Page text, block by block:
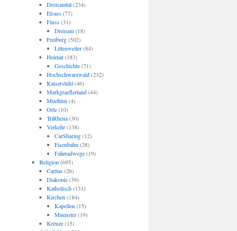
Dreisamtal(234)
Elsass(77)
Fluss(31)
Dreisam(18)
Freiburg(502)
Littenweiler(84)
Heimat(183)
Geschichte(71)
Hochschwarzwald(232)
Kaiserstuhl(46)
Markgraeflerland(44)
Muehlen (4)
Orte(10)
TriRhena(30)
Verkehr(138)
CarSharing(12)
Eisenbahn (28)
Fahrradwege(19)
Religion (695)
Caritas(26)
Diakonie(39)
Katholisch(131)
Kirchen (184)
Kapellen (15)
Muenster(19)
Kreuze(15)